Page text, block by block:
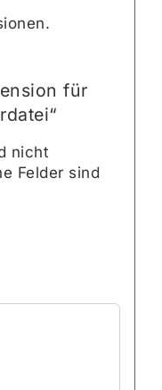
für
nicht
Felder sind